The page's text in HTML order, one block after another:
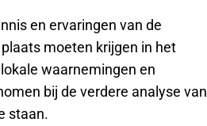
en ervaringen van de
moeten krijgen in het
waarnemingen en
bij de verdere analyse van
staan.